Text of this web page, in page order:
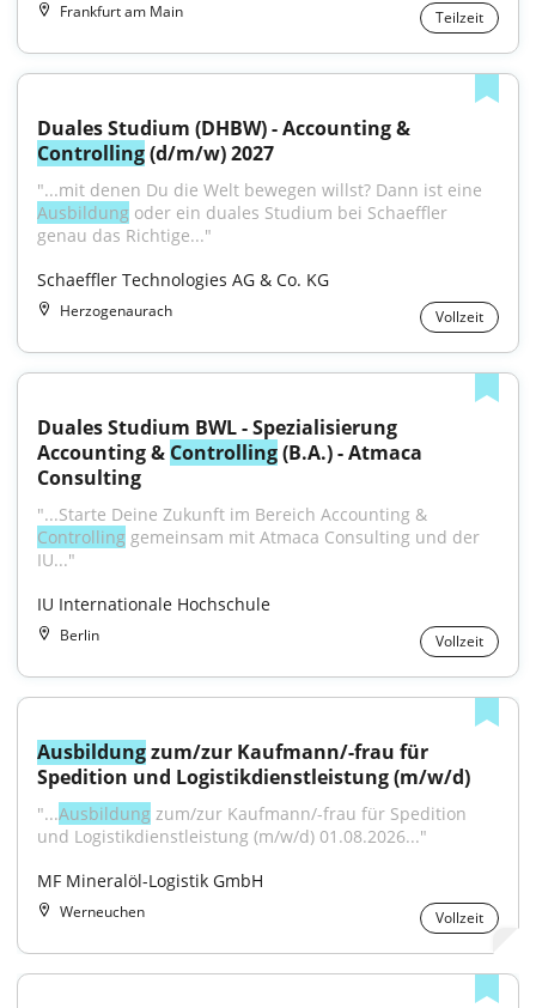
Frankfurt am Main Teilzeit
Controlling (d/m/w) 2027
Ausbildung oder ein duales Studium bei Schaeffler
genau das Richtige..."
Schaeffler Technologies AG & Co. KG
Herzogenaurach Vollzeit
Duales Studium BWL - Spezialisierung
Accounting & Controlling (B.A.) - Atmaca
Consulting
Controlling gemeinsam mit Atmaca Consulting und der
IU..."
IU Internationale Hochschule
Berlin Vollzeit
Ausbildung zum/zur Kaufmann/-frau für
Spedition und Logistikdienstleistung (m/w/d)
"...Ausbildung zum/zur Kaufmann/-frau für Spedition
und Logistikdienstleistung (m/w/d) 01.08.2026..."
MF Mineralöl-Logistik GmbH
Werneuchen Vollzeit